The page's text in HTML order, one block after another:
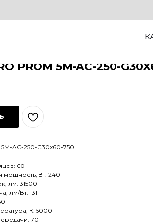
PROM 5M-AC-250-
AC-250-G30x60-750
60
мощность, Вт: 240
лм: 31500
лм/Вт: 131
К: 5000
70